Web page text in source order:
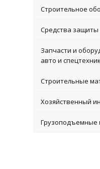
Строительное
Средства защиты
Запчасти и
авто и
Строительные
Хозяйственный
Грузоподъемные